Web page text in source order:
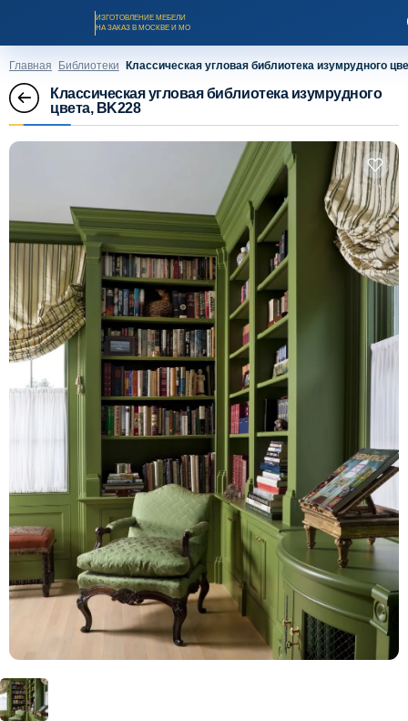
ИЗГОТОВЛЕНИЕ МЕБЕЛИ
НА ЗАКАЗ В МОСКВЕ И МО
Каталог мебели на заказ
О компании
Оплата и доставка
Рассрочка и кредит
Схема работы
Акции и скидки
Портфолио
Видеоотзывы
Контакты
Главная Библиотеки Классическая угловая библиотека изумрудного
Классическая угловая библиотека изумрудного
цвета, BK228